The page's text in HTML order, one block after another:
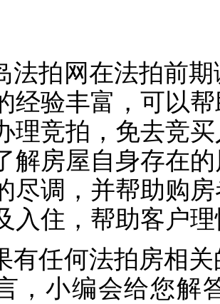
法拍网在法拍前
经验丰富，可以
理竞拍，免去竞
解房屋自身存在
尽调，并帮助购
入住，帮助客户
有任何法拍房相
，小编会给您解